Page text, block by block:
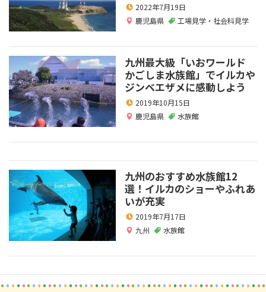
2022年7月19日
鹿児島県
工場見学・社会科見学
九州最大級「いおワールド
かごしま水族館」でイルカや
ジンベエザメに感動しよう
2019年10月15日
鹿児島県
水族館
九州のおすすめ水族館12
選！イルカのショーやふれあ
いが充実
2019年7月17日
九州
水族館